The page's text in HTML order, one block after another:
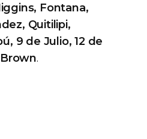
Fontana,
Quitilipi,
9 de Julio, 12 de
.